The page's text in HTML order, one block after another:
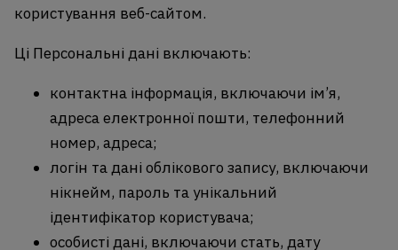
користування веб-сайтом.
Ці Персональні дані включають:
контактна інформація, включаючи ім’я,
адреса електронної пошти, телефонний
номер, адреса;
логін та дані облікового запису, включаючи
нікнейм, пароль та унікальний
ідентифікатор користувача;
особисті дані, включаючи стать, дату